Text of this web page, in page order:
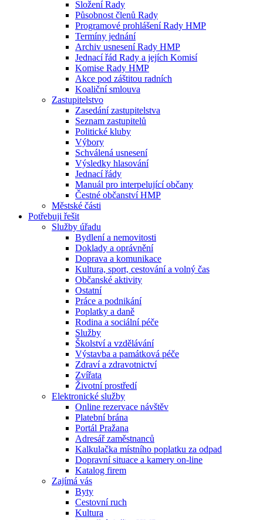
Složení Rady
Působnost členů Rady
Programové prohlášení Rady HMP
Termíny jednání
Archiv usnesení Rady HMP
Jednací řád Rady a jejích Komisí
Komise Rady HMP
Akce pod záštitou radních
Koaliční smlouva
Zastupitelstvo
Zasedání zastupitelstva
Seznam zastupitelů
Politické kluby
Výbory
Schválená usnesení
Výsledky hlasování
Jednací řády
Manuál pro interpelující občany
Čestné občanství HMP
Městské části
Potřebuji řešit
Služby úřadu
Bydlení a nemovitosti
Doklady a oprávnění
Doprava a komunikace
Kultura, sport, cestování a volný čas
Občanské aktivity
Ostatní
Práce a podnikání
Poplatky a daně
Rodina a sociální péče
Služby
Školství a vzdělávání
Výstavba a památková péče
Zdraví a zdravotnictví
Zvířata
Životní prostředí
Elektronické služby
Online rezervace návštěv
Platební brána
Portál Pražana
Adresář zaměstnanců
Kalkulačka místního poplatku za odpad
Dopravní situace a kamery on-line
Katalog firem
Zajímá vás
Byty
Cestovní ruch
Kultura